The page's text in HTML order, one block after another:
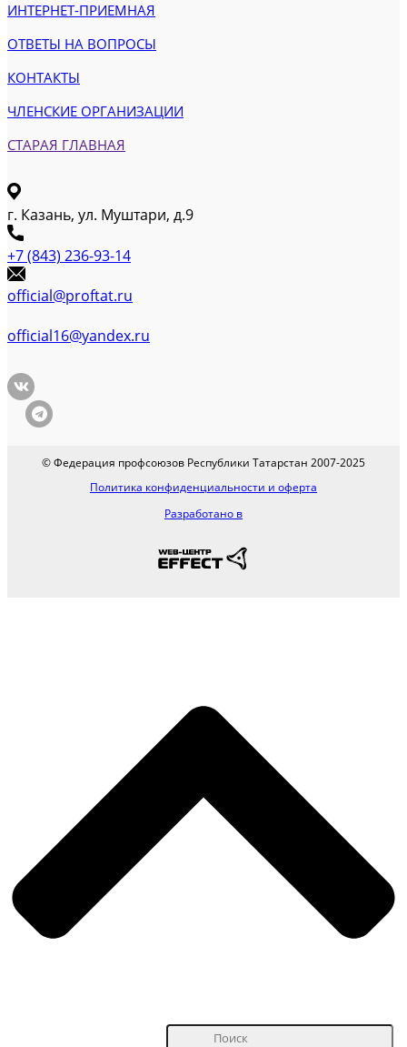
ИНТЕРНЕТ-ПРИЕМНАЯ
ОТВЕТЫ НА ВОПРОСЫ
КОНТАКТЫ
ЧЛЕНСКИЕ ОРГАНИЗАЦИИ
СТАРАЯ ГЛАВНАЯ
г. Казань, ул. Муштари, д.9
+7 (843) 236-93-14
official@proftat.ru
official16@yandex.ru
© Федерация профсоюзов Республики Татарстан 2007-2025
Политика конфиденциальности и оферта
Разработано в